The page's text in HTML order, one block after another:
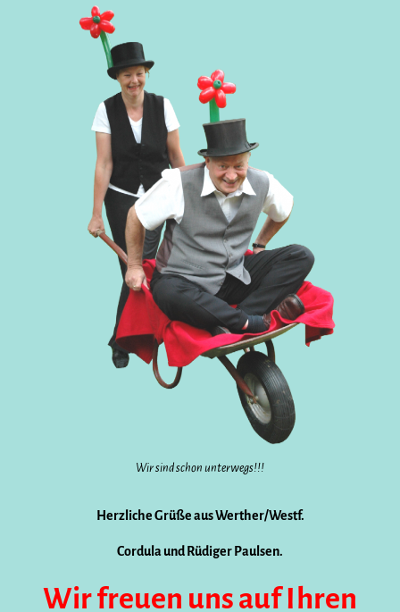
Wir sind schon unterwegs!!!
Herzliche Grüße aus Werther/Westf.
Cordula und Rüdiger Paulsen.
Wir freuen uns auf Ihren